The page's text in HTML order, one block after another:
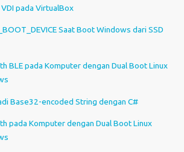
pada VirtualBox
Saat Boot Windows dari SSD
BLE pada Komputer dengan Dual Boot Linux
Base32-encoded String dengan C#
pada Komputer dengan Dual Boot Linux